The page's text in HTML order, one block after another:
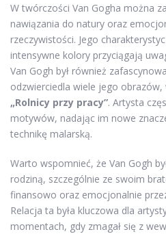
W twórczości Van Gogha można
nawiązania do natury oraz
rzeczywistości. Jego
intensywne kolory przyciągają
Van Gogh był również
odzwierciedla wiele jego obrazów,
„Rolnicy przy pracy”. Artysta
motywów, nadając im nowe
technikę malarską.
Warto wspomnieć, że Van Gogh
rodziną, szczególnie ze swoim
finansowo oraz emocjonalnie
Relacja ta była kluczowa dla
momentach, gdy zmagał się z